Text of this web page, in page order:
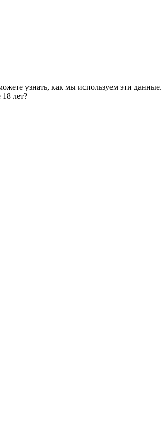
узнать, как мы используем эти данные.
лет?